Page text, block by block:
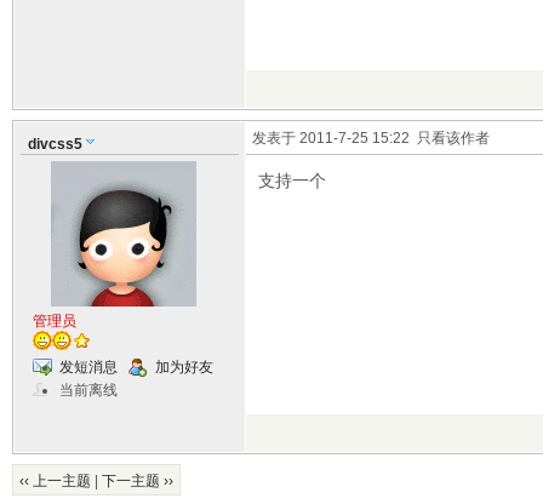
divcss5
管理员
发短消息
加为好友
当前离线
发表于 2011-7-25 15:22 只看该作者
支持一个
‹‹ 上一主题 下一主题 ››